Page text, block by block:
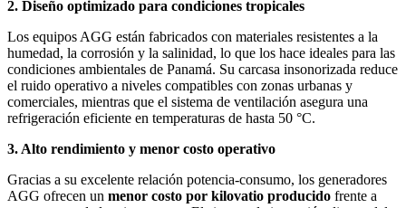
2. Diseño optimizado para condiciones tropicales
Los equipos AGG están fabricados con materiales resistentes a la
humedad, la corrosión y la salinidad, lo que los hace ideales para las
condiciones ambientales de Panamá. Su carcasa insonorizada reduce
el ruido operativo a niveles compatibles con zonas urbanas y
comerciales, mientras que el sistema de ventilación asegura una
refrigeración eficiente en temperaturas de hasta 50 °C.
3. Alto rendimiento y menor costo operativo
Gracias a su excelente relación potencia-consumo, los generadores
AGG ofrecen un menor costo por kilovatio producido frente a